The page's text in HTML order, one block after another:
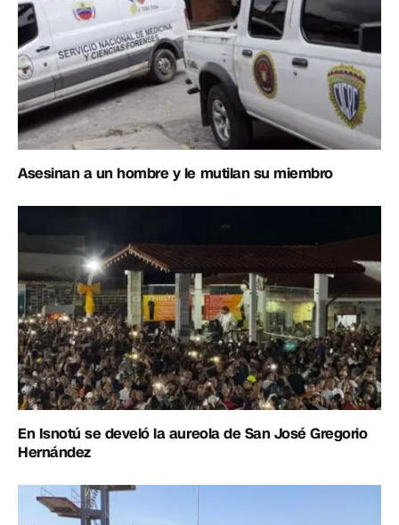
Asesinan a un hombre y le mutilan su miembro
En Isnotú se develó la aureola de San José Gregorio
Hernández